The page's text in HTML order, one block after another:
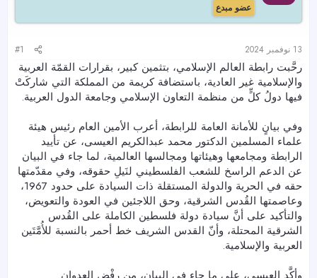
عضو مبدع
13 نوفمبر 2024 #1
رحَّبت رابطة العالم الإسلامي، بتثمين كبير، بقرارات القمّة العربية
والإسلامية غير العادية، باستضافة كريمة من المملكة التي شاركَتْ
فيها دولُ كلٍّ من منظمة التعاون الإسلامي وجامعة الدول العربية.
وفي بيانٍ للأمانة العامة للرابطة، أعرب الأمين العام رئيس هيئة
علماء المسلمين الدكتور محمد عبدالكريم العيسى، عن تأييد
الرابطة ومجامعها وهيئاتها ومجالسها العالمية، لما جاء في البيان
عن الدعم الراسخ للشعب الفلسطيني لنَيلِ حقوقه، وفي مقدّمتها
حقه في الحرية والدولة المستقلة ذات السيادة على حدود 1967،
وعاصمتها القُدس الشرقية، وحق اللاجئين في العودة والتعويض،
والتأكيد على أنَّ سيادة دولة فلسطين الكاملة على القُدس
الشرقية المحتلة، وأنّ القدس الشريف خط أحمر بالنسبة للأُمَّتَين
العربية والإسلامية.